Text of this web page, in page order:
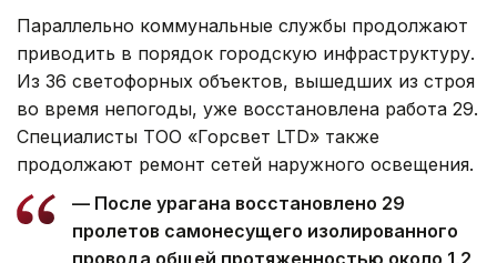
Параллельно коммунальные службы продолжают
приводить в порядок городскую инфраструктуру.
Из 36 светофорных объектов, вышедших из строя
во время непогоды, уже восстановлена работа 29.
Специалисты ТОО «Горсвет LTD» также
продолжают ремонт сетей наружного освещения.
— После урагана восстановлено 29
пролетов самонесущего изолированного